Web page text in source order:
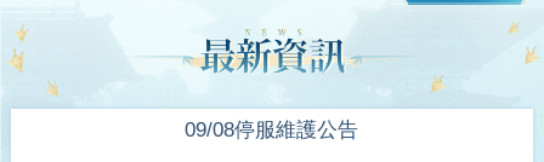
09/08停服維護公告